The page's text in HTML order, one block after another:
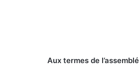
Aux termes de